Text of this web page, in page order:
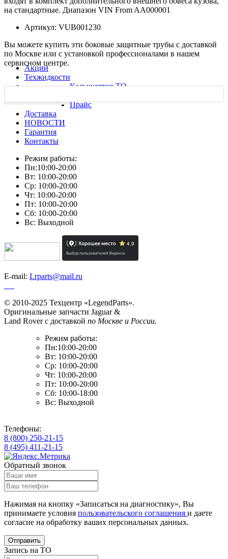
на стандартные. Диапазон VIN From AA000001
Артикул: VUB001230
Вы можете купить эти боковые защитные трубы с доставкой
по Москве или с установкой профессионалами в нашем
сервисном центре.
Акции
Техжидкости
Калькулятор ТО
Прайс
Доставка
НОВОСТИ
Гарантия
Контакты
Режим работы:
Пн:10:00-20:00
Вт: 10:00-20:00
Ср: 10:00-20:00
Чт: 10:00-20:00
Пт: 10:00-20:00
Сб: 10:00-20:00
Вс: Выходной
E-mail: Lrparts@mail.ru
© 2010-2025 Техцентр «LegendParts».
Оригинальные запчасти Jaguar &
Land Rover с доставкой по Москве и России.
Режим работы:
Пн:10:00-20:00
Вт: 10:00-20:00
Ср: 10:00-20:00
Чт: 10:00-20:00
Пт: 10:00-20:00
Сб: 10:00-18:00
Вс: Выходной
Телефоны:
8 (800) 250-21-15
8 (495) 411-21-15
Обратный звонок
Нажимая на кнопку «Записаться на диагностику», Вы
принимаете условия пользовательского соглашения и даете
согласие на обработку ваших персональных данных.
Отправить
Запись на ТО